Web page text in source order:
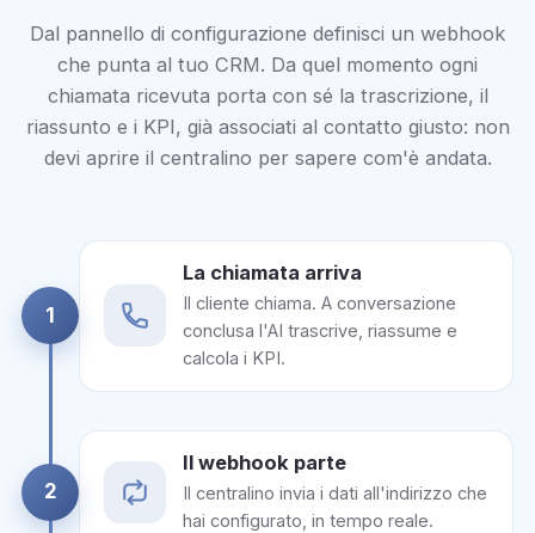
Dal pannello di configurazione definisci un webhook
che punta al tuo CRM. Da quel momento ogni
chiamata ricevuta porta con sé la trascrizione, il
riassunto e i KPI, già associati al contatto giusto: non
devi aprire il centralino per sapere com'è andata.
1
La chiamata arriva
Il cliente chiama. A conversazione
conclusa l'AI trascrive, riassume e
calcola i KPI.
2
Il webhook parte
Il centralino invia i dati all'indirizzo che
hai configurato, in tempo reale.